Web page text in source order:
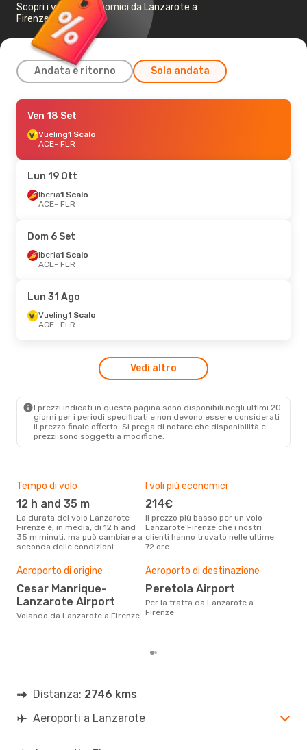
Scopri i voli più economici da Lanzarote a
Firenze
Andata e ritorno Sola andata
Mer 26 Ago
Vueling1 Scalo
ACE- FLR
FLR- ACE
Ven 18 Set
Vueling1 Scalo
ACE- FLR
Lun 19 Ott
Iberia1 Scalo
ACE- FLR
Dom 6 Set
Iberia1 Scalo
ACE- FLR
Lun 31 Ago
Vueling1 Scalo
ACE- FLR
Vedi altro
I prezzi indicati in questa pagina sono disponibili negli ultimi 20
giorni per i periodi specificati e non devono essere considerati
il ​​prezzo finale offerto. Si prega di notare che disponibilità e
prezzi sono soggetti a modifiche.
Tempo di volo
12 h and 35 m
La durata del volo Lanzarote
Firenze è, in media, di 12 h and
35 m minuti, ma può cambiare a
seconda delle condizioni.
I voli più economici
214€
Il prezzo più basso per un volo
Lanzarote Firenze che i nostri
clienti hanno trovato nelle ultime
72 ore
Aeroporto di origine
Cesar Manrique-
Lanzarote Airport
Volando da Lanzarote a Firenze
Aeroporto di destinazione
Peretola Airport
Per la tratta da Lanzarote a
Firenze
Distanza: 2746 kms
Aeroporti a Lanzarote